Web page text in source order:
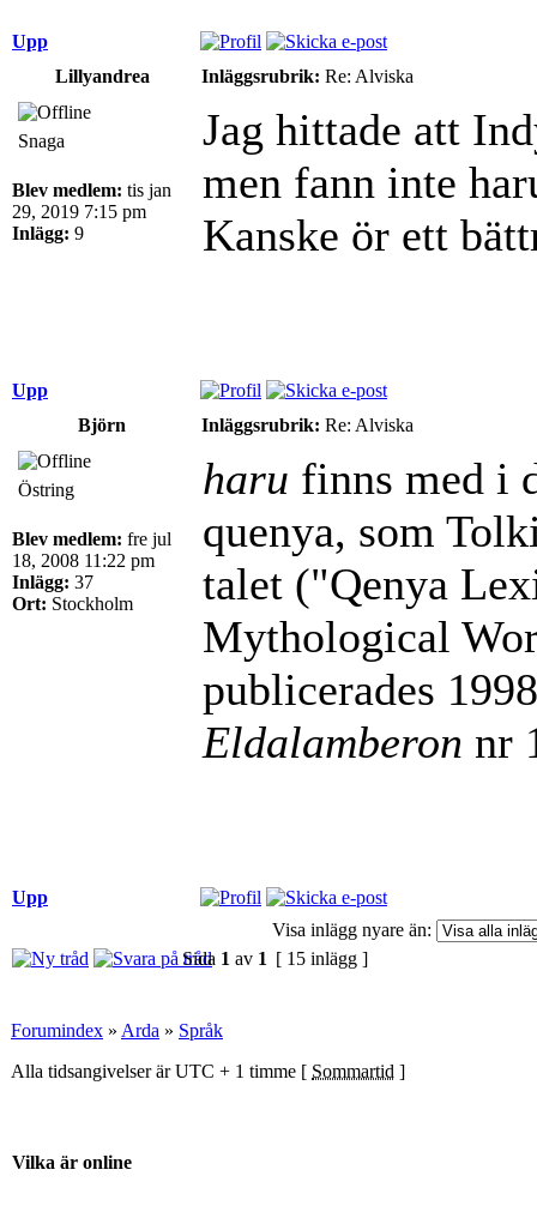
Upp
Lillyandrea
Inläggsrubrik: Re: Alviska
Snaga
Blev medlem: tis jan
29, 2019 7:15 pm
Inlägg: 9
Jag hittade att
men fann inte
Kanske ör ett
Upp
Björn
Inläggsrubrik: Re: Alviska
Östring
Blev medlem: fre jul
18, 2008 11:22 pm
Inlägg: 37
Ort: Stockholm
haru finns med i
quenya, som
talet ("Qenya
Mythological
publicerades
Eldalamberon nr
Upp
Visa inlägg nyare än:
Sida 1 av 1 [ 15 inlägg ]
Forumindex » Arda » Språk
Alla tidsangivelser är UTC + 1 timme [ Sommartid ]
Vilka är online